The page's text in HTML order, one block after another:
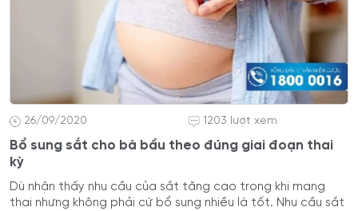
26/09/2020 1203 lượt xem
Bổ sung sắt cho bà bầu theo đúng giai đoạn thai
kỳ
Dù nhận thấy nhu cầu của sắt tăng cao trong khi mang
thai nhưng không phải cứ bổ sung nhiều là tốt. Nhu cầu sắt